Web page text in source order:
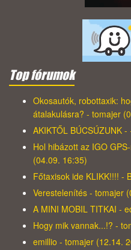
Top fórumok
Okosautók, robottaxik:
átalakulásra? - tomajer
AKIKTŐL BÚCSÚZUNK
Hol hibázott az IGO
(04.09. 16:35)
Főtaxisok ide KLIKK!!!! -
Verestelenítés - tomajer
A MINI MOBIL TITKAI -
Hogy mik vannak...!? -
emillio - tomajer (12.14.